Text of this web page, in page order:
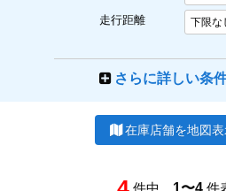
走行距離
さらに詳しい条
在庫店舗を地図
件中 1〜4 件